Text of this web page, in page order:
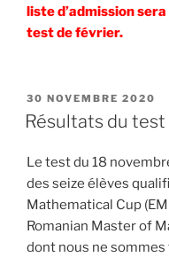
liste d’admission
test de février.
PUBLIÉ
LE
30 NOVEMBRE 2020
Résultats du
Le test du 18
des seize élèves
Mathematical Cup
Romanian Master of
dont nous ne sommes